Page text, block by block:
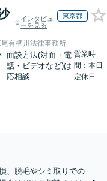
インタビュ
ーを見る
東京都
有栖川法律事務所
面談方法(対面・電
話・ビデオなど)は
応相談
営業時
間：本日
定休日
、脱毛やシミ取りでの